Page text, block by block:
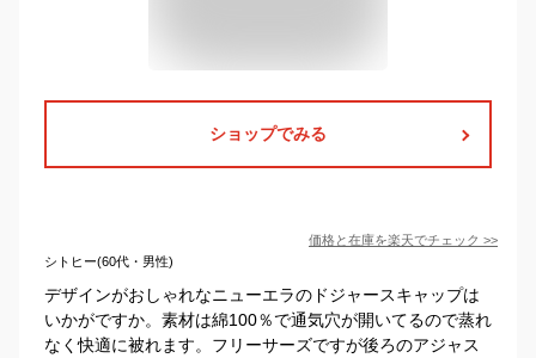
ショップでみる
価格と在庫を楽天でチェック >>
シトヒー(60代・男性)
デザインがおしゃれなニューエラのドジャースキャップは
いかがですか。素材は綿100％で通気穴が開いてるので蒸れ
なく快適に被れます。フリーサーズですが後ろのアジャス